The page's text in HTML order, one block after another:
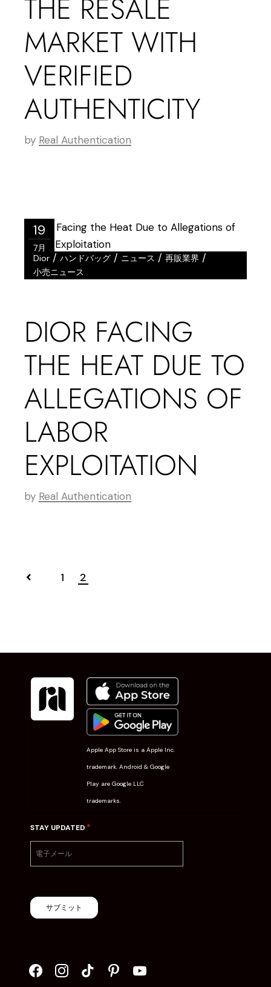
THE RESALE
MARKET WITH
VERIFIED
AUTHENTICITY
by Real Authentication
19
7月
Dior /ハンドバッグ / ニュース /再販業界 /
小売ニュース
DIOR FACING
THE HEAT DUE TO
ALLEGATIONS OF
LABOR
EXPLOITATION
by Real Authentication
1 2
Apple App Store is a Apple Inc.
trademark. Android & Google
Play are Google LLC
trademarks.
STAY UPDATED *
サブミット